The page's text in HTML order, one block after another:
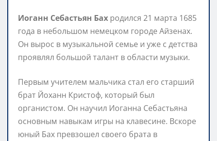
Иоганн Себастьян Бах родился 21 марта 1685
года в небольшом немецком городе Айзенах.
Он вырос в музыкальной семье и уже с детства
проявлял большой талант в области музыки.
Первым учителем мальчика стал его старший
брат Йоханн Кристоф, который был
органистом. Он научил Иоганна Себастьяна
основным навыкам игры на клавесине. Вскоре
юный Бах превзошел своего брата в